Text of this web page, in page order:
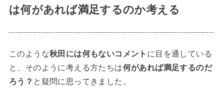
は何があれば満足するのか考える
このような秋田には何もないコメント に目を通している
と、そのように考える方たちは何があれば満足するのだ
ろう？ と疑問に思ってきました。